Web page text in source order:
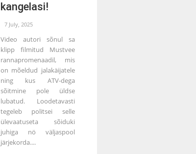
kangelasi!
7 July, 2025
Video autori sõnul sa
klipp filmitud Mustvee
rannapromenaadil, mis
on mõeldud jalakäijatele
ning kus ATV-dega
sõitmine pole üldse
lubatud. Loodetavasti
tegeleb politsei selle
ülevaatuseta sõiduki
juhiga nö väljaspool
järjekorda....